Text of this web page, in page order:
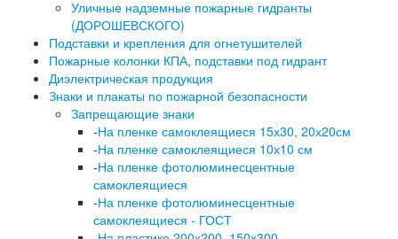
Уличные надземные пожарные гидранты
(ДОРОШЕВСКОГО)
Подставки и крепления для огнетушителей
Пожарные колонки КПА, подставки под гидрант
Диэлектрическая продукция
Знаки и плакаты по пожарной безопасности
Запрещающие знаки
-На пленке самоклеящиеся 15х30, 20х20см
-На пленке самоклеящиеся 10х10 см
-На пленке фотолюминесцентные
самоклеящиеся
-На пленке фотолюминесцентные
самоклеящиеся - ГОСТ